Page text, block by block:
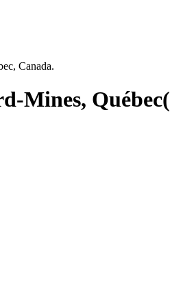
Canada.
Mines, Québec(